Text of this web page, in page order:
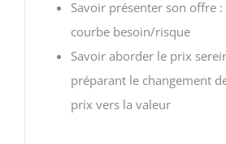
Savoir présenter son offre :
courbe besoin/risque
Savoir aborder le prix
préparant le changement
prix vers la valeur